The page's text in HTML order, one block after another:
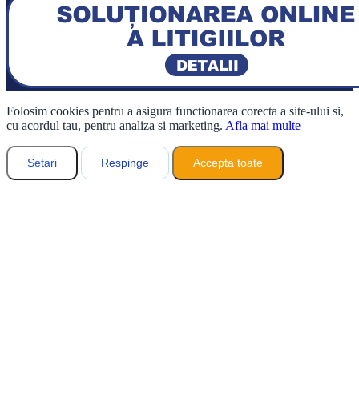
Folosim cookies pentru a asigura functionarea corecta a site-ului si,
cu acordul tau, pentru analiza si marketing. Afla mai multe
Setari Respinge Accepta toate